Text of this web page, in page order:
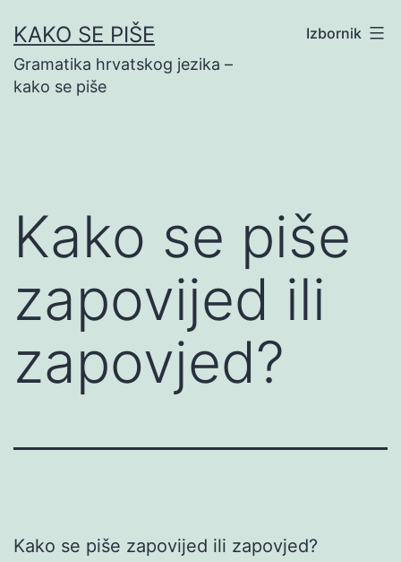
na
sadržaj
KAKO SE PIŠE
Gramatika hrvatskog jezika –
kako se piše
Izbornik
Kako se piše
zapovijed ili
zapovjed?
Kako se piše zapovijed ili zapovjed?